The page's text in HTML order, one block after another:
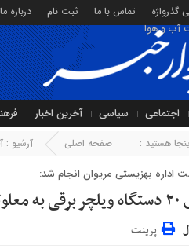
گذرواژه تماس با ما ثبت نام درباره ما
آب و هوا
اجتماعی سیاسی آخرین اخبار
هستید : صفحه اصلی آرشیو :
اداره بهزیستی مریوان انجام شد:
پرینت